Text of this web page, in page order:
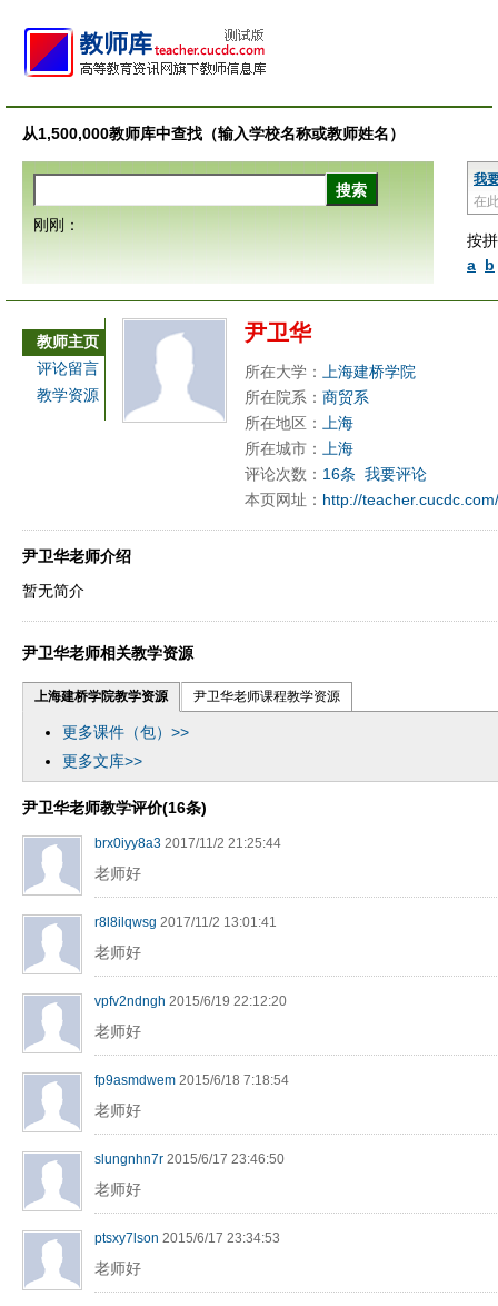
从1,500,000教师库中查找（输入学校名称或教师姓名）
我
在
按
a b
刚刚：
教师主页
评论留言
教学资源
尹卫华
所在大学：
上海建桥学院
所在院系： 商贸系
所在地区：
上海
所在城市：
上海
评论次数： 16条 我要评论
本页网址： http://
尹卫华老师介绍
暂无简介
尹卫华老师相关教学资源
上海建桥学院教学资源 尹卫华老师课程教学资源
更多课件（包）>>
更多文库>>
尹卫华老师教学评价(16条)
brx0iyy8a3 2017/11/2 21:25:44
老师好
r8l8ilqwsg 2017/11/2 13:01:41
老师好
vpfv2ndngh 2015/6/19 22:12:20
老师好
fp9asmdwem 2015/6/18 7:18:54
老师好
slungnhn7r 2015/6/17 23:46:50
老师好
ptsxy7lson 2015/6/17 23:34:53
老师好